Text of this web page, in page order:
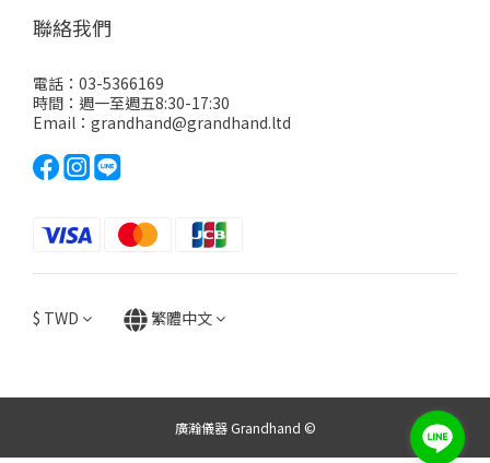
聯絡我們
電話：03-5366169
時間：週一至週五8:30-17:30
Email：grandhand@grandhand.ltd
$ TWD 繁體中文
廣瀚儀器 Grandhand ©